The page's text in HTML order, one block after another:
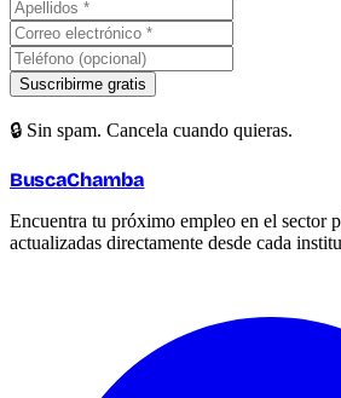
Suscribirme gratis
🔒 Sin spam. Cancela cuando quieras.
BuscaChamba
Encuentra tu próximo empleo en el sector
actualizadas directamente desde cada